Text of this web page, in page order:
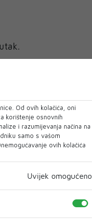
Od ovih kolačića, oni
korištenje osnovnih
i razumijevanja načina na
samo s vašom
ovih kolačića
Uvijek omogućeno